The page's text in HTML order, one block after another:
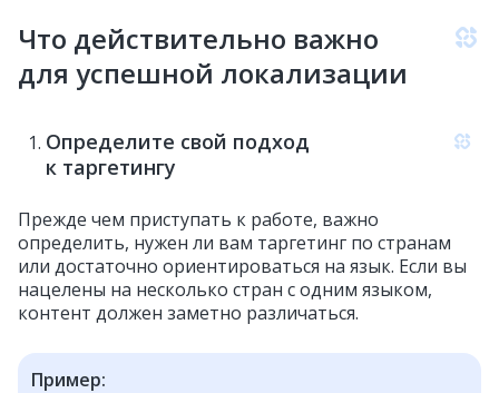
Что действительно важно
для успешной локализации
Определите свой подход
к таргетингу
Прежде чем приступать к работе, важно
определить, нужен ли вам таргетинг по странам
или достаточно ориентироваться на язык. Если вы
нацелены на несколько стран с одним языком,
контент должен заметно различаться.
Пример: